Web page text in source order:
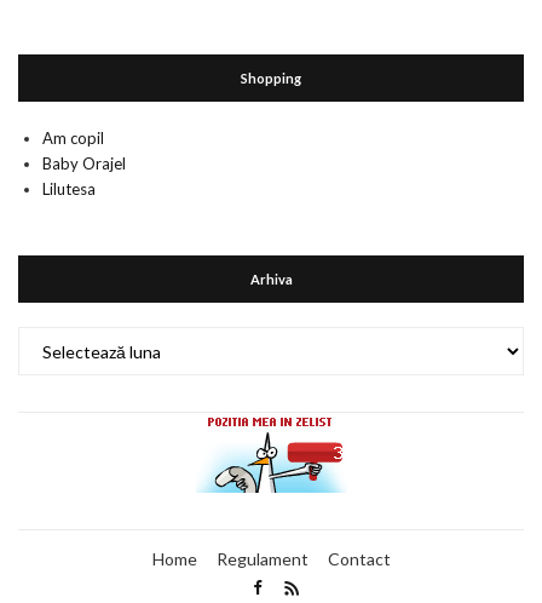
Shopping
Am copil
Baby Orajel
Lilutesa
Arhiva
Home Regulament Contact